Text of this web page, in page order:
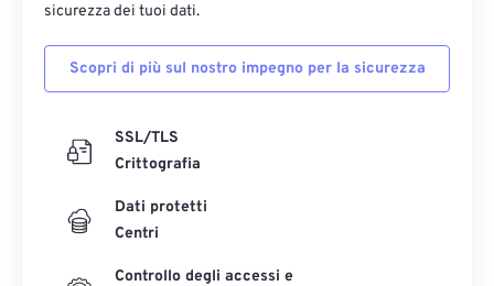
sicurezza dei tuoi dati.
Scopri di più sul nostro impegno per la sicurezza
SSL/TLS
Crittografia
Dati protetti
Centri
Controllo degli accessi e